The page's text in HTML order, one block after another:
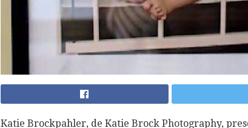
Katie Brockpahler, de Katie Brock Photography,